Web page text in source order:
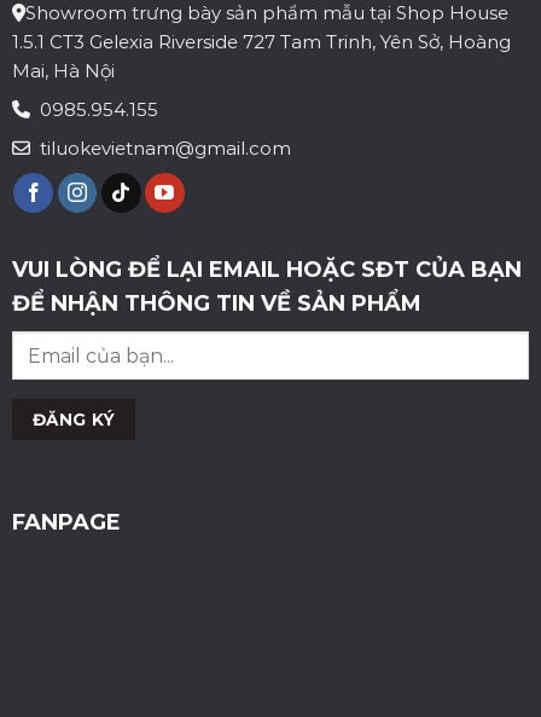
Showroom trưng bày sản phẩm mẫu tại Shop House
1.5.1 CT3 Gelexia Riverside 727 Tam Trinh, Yên Sở, Hoàng
Mai, Hà Nội
0985.954.155
tiluokevietnam@gmail.com
VUI LÒNG ĐỂ LẠI EMAIL HOẶC SĐT CỦA BẠN
ĐỂ NHẬN THÔNG TIN VỀ SẢN PHẨM
FANPAGE